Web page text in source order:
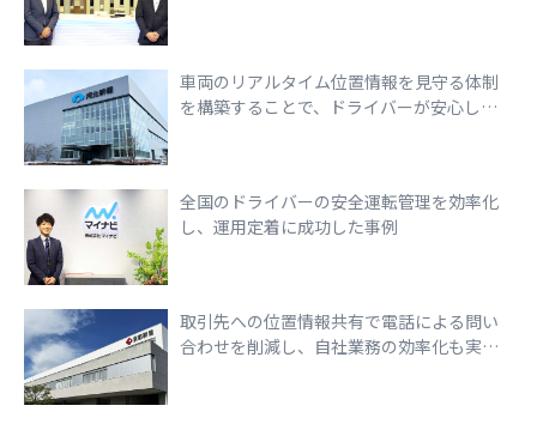
車両のリアルタイム位置情報を見守る体制
を構築することで、ドライバーが安心して
全国のドライバーの安全運転管理を効率化
し、運用定着に成功した事例
取引先への位置情報共有で電話による問い
合わせを削減し、自社業務の効率化も実現